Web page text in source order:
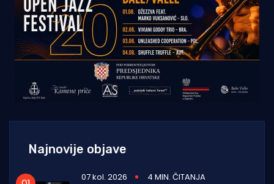
Najnovije objave
07 kol. 2026
4 MIN. ČITANJA